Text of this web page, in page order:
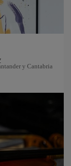
y Cantabria